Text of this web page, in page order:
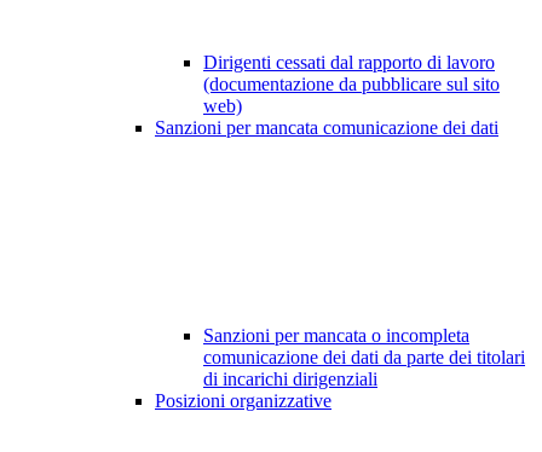
Dirigenti cessati dal rapporto di lavoro
(documentazione da pubblicare sul sito
web)
Sanzioni per mancata comunicazione dei dati
Sanzioni per mancata o incompleta
comunicazione dei dati da parte dei titolari
di incarichi dirigenziali
Posizioni organizzative